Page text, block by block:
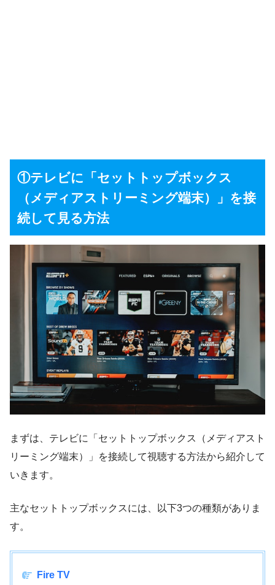
①テレビに「セットトップボックス
（メディアストリーミング端末）」を接
続して見る方法
まずは、テレビに「セットトップボックス（メディアスト
リーミング端末）」を接続して視聴する方法から紹介して
いきます。
主なセットトップボックスには、以下3つの種類がありま
す。
Fire TV